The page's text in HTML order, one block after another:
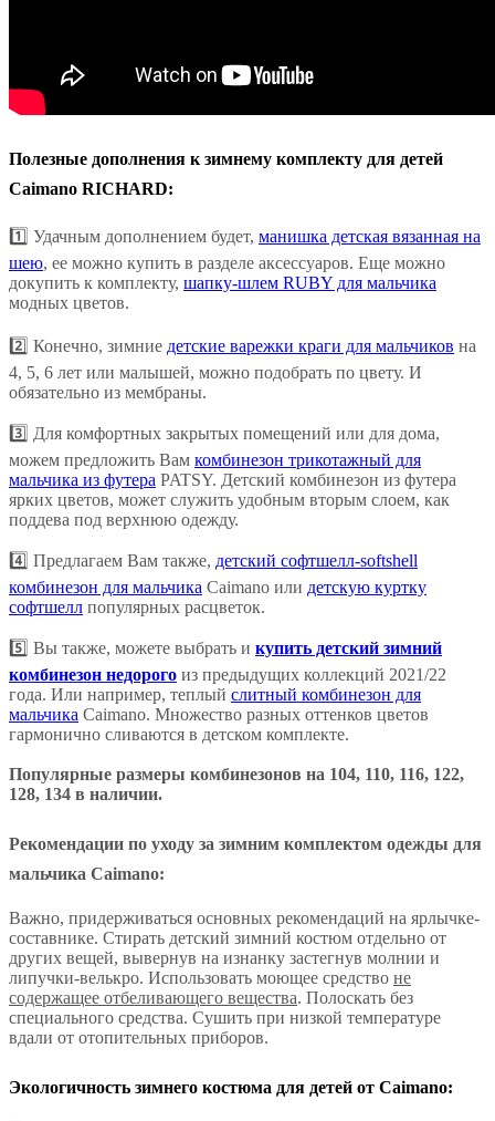
Полезные дополнения к зимнему комплекту для детей
Caimano RICHARD:
1️⃣ Удачным дополнением будет, манишка детская вязанная на
шею, ее можно купить в разделе аксессуаров. Еще можно
докупить к комплекту, шапку-шлем RUBY для мальчика
модных цветов.
2️⃣ Конечно, зимние детские варежки краги для мальчиков на
4, 5, 6 лет или малышей, можно подобрать по цвету. И
обязательно из мембраны.
3️⃣ Для комфортных закрытых помещений или для дома,
можем предложить Вам комбинезон трикотажный для
мальчика из футера PATSY. Детский комбинезон из футера
ярких цветов, может служить удобным вторым слоем, как
поддева под верхнюю одежду.
4️⃣ Предлагаем Вам также, детский софтшелл-softshell
комбинезон для мальчика Caimano или детскую куртку
софтшелл популярных расцветок.
5️⃣ Вы также, можете выбрать и купить детский зимний
комбинезон недорого из предыдущих коллекций 2021/22
года. Или например, теплый слитный комбинезон для
мальчика Caimano. Множество разных оттенков цветов
гармонично сливаются в детском комплекте.
Популярные размеры комбинезонов на 104, 110, 116, 122,
128, 134 в наличии.
Рекомендации по уходу за зимним комплектом одежды для
мальчика Caimano:
Важно, придерживаться основных рекомендаций на ярлычке-
составнике. Стирать детский зимний костюм отдельно от
других вещей, вывернув на изнанку застегнув молнии и
липучки-велькро. Использовать моющее средство не
содержащее отбеливающего вещества. Полоскать без
специального средства. Сушить при низкой температуре
вдали от отопительных приборов.
Экологичность зимнего костюма для детей от Caimano: